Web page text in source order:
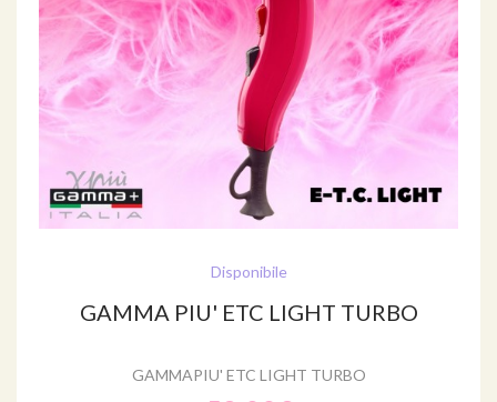
Disponibile
GAMMA PIU' ETC LIGHT TURBO
GAMMAPIU' ETC LIGHT TURBO